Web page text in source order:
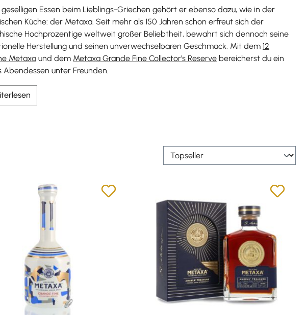
geselligen Essen beim Lieblings-Griechen gehört er ebenso dazu, wie in der
Küche: der Metaxa. Seit mehr als 150 Jahren schon erfreut sich der
Hochprozentige weltweit großer Beliebtheit, bewahrt sich dennoch seine
Herstellung und seinen unverwechselbaren Geschmack. Mit dem 12
Metaxa und dem Metaxa Grande Fine Collector's Reserve bereicherst du ein
Abendessen unter Freunden.